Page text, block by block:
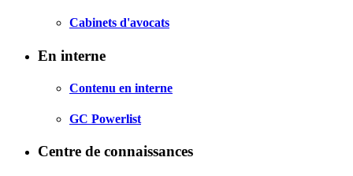
Cabinets d'avocats
En interne
Contenu en interne
GC Powerlist
Centre de connaissances